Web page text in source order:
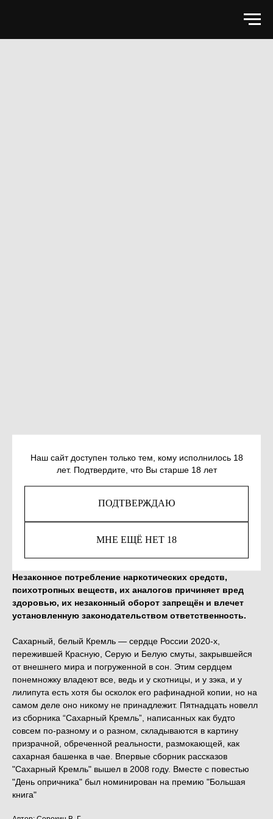
Наш сайт доступен только тем, кому исполнилось 18
лет. Подтвердите, что Вы старше 18 лет
ПОДТВЕРЖДАЮ
МНЕ ЕЩЁ НЕТ 18
СОРОКИН В. Г. САХАРНЫЙ КРЕМЛЬ
978-5-17-103443-6
Out of stock
Незаконное потребление наркотических средств,
психотропных веществ, их аналогов причиняет вред
здоровью, их незаконный оборот запрещён и влечет
установленную законодательством ответственность.
Сахарный, белый Кремль — сердце России 2020-х,
пережившей Красную, Серую и Белую смуты, закрывшейся
от внешнего мира и погруженной в сон. Этим сердцем
понемножку владеют все, ведь и у скотницы, и у зэка, и у
лилипута есть хотя бы осколок его рафинадной копии, но на
самом деле оно никому не принадлежит. Пятнадцать новелл
из сборника “Сахарный Кремль”, написанных как будто
совсем по-разному и о разном, складываются в картину
призрачной, обреченной реальности, размокающей, как
сахарная башенка в чае. Впервые сборник рассказов
"Сахарный Кремль" вышел в 2008 году. Вместе с повестью
"День опричника" был номинирован на премию "Большая
книга"